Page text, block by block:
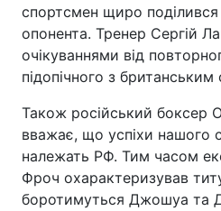
спортсмен щиро
опонента. Тренер Сергій
очікуваннями від
підопічного з
Також російський боксер
вважає, що успіхи нашого
належать РФ. Тим часом
Фроч охарактеризував
боротимуться Джошуа та